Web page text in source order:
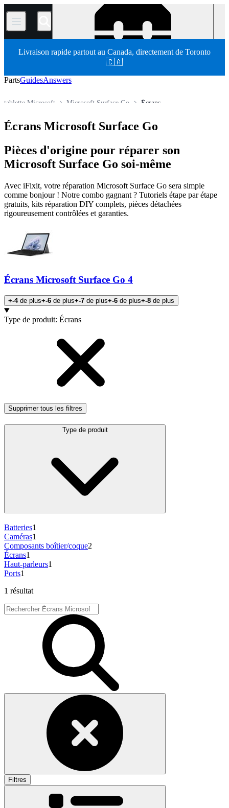
/
Livraison rapide partout au Canada, directement de Toronto
🇨🇦
PartsGuidesAnswers
Écrans
Microsoft Surface Go
tablette Microsoft
Écrans Microsoft Surface Go
Pièces d'origine pour réparer son
Microsoft Surface Go soi-même
Avec iFixit, votre réparation Microsoft Surface Go sera simple
comme bonjour ! Notre combo gagnant ? Tutoriels étape par étape
gratuits, kits réparation DIY complets, pièces détachées
rigoureusement contrôlées et garanties.
Écrans Microsoft Surface Go 4
+-4de plus+-6 de plus+-7 de plus+-6 de plus+-8 de plus
Products
Type de produit: Écrans
Supprimer tous les filtres
Type de produit
Batteries1
Caméras1
Composants boîtier/coque2
Écrans1
Haut-parleurs1
Ports1
1 résultat
Filtres